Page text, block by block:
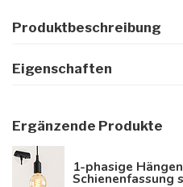
Produktbeschreibung
Eigenschaften
Ergänzende Produkte
1-phasige
Schienenfassung